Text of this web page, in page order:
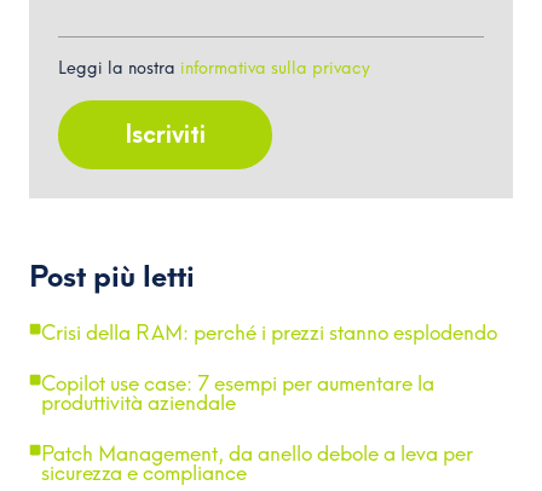
Leggi la nostra informativa sulla privacy
Post più letti
Crisi della RAM: perché i prezzi stanno esplodendo
Copilot use case: 7 esempi per aumentare la
produttività aziendale
Patch Management, da anello debole a leva per
sicurezza e compliance